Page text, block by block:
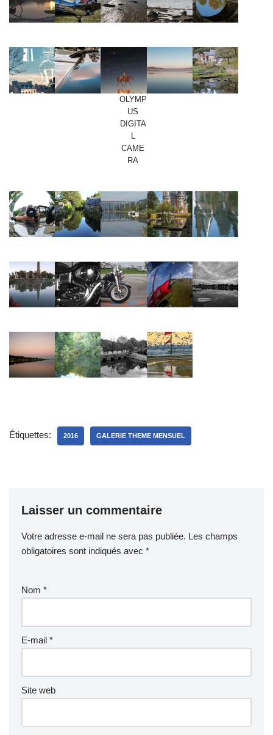
OLYMP
US
DIGITA
L
CAME
RA
Étiquettes: 2016 GALERIE THEME MENSUEL
Laisser un commentaire
Votre adresse e-mail ne sera pas publiée. Les champs
obligatoires sont indiqués avec *
Nom *
E-mail *
Site web